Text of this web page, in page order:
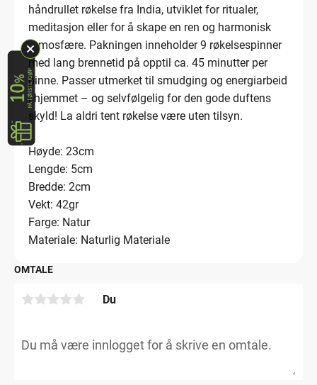
håndrullet røkelse fra India, utviklet for ritualer,
meditasjon eller for å skape en ren og harmonisk
atmosfære. Pakningen inneholder 9 røkelsespinner
med lang brennetid på opptil ca. 45 minutter per
pinne. Passer utmerket til smudging og energiarbeid
i hjemmet – og selvfølgelig for den gode duftens
skyld! La aldri tent røkelse være uten tilsyn.
Høyde: 23cm
Lengde: 5cm
Bredde: 2cm
Vekt: 42gr
Farge: Natur
Materiale: Naturlig Materiale
OMTALE
Du